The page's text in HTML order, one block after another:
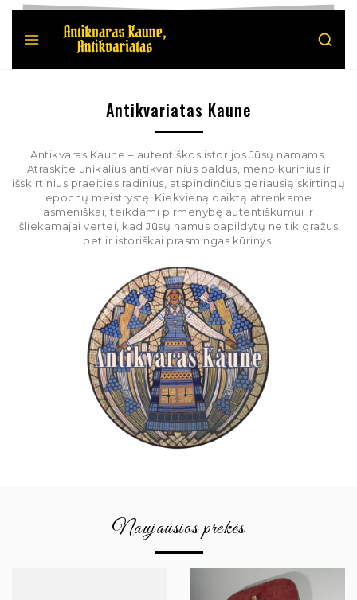
Antikvariatas Kaune
Antikvaras Kaune – autentiškos istorijos Jūsų namams.
Atraskite unikalius antikvarinius baldus, meno kūrinius ir
išskirtinius praeities radinius, atspindinčius geriausią skirtingų
epochų meistrystę. Kiekvieną daiktą atrenkame
asmeniškai, teikdami pirmenybę autentiškumui ir
išliekamajai vertei, kad Jūsų namus papildytų ne tik gražus,
bet ir istoriškai prasmingas kūrinys.
Naujausios prekės